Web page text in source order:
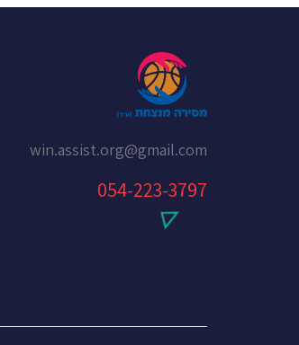
win.assist.org@gmail.com
054-223-3797